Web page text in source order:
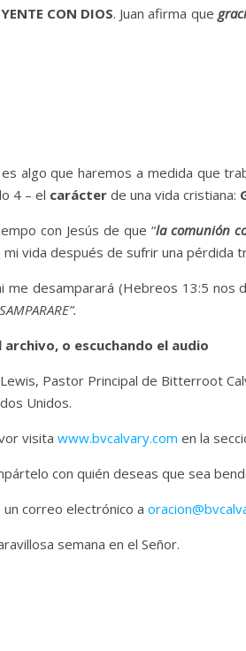
CON DIOS. Juan afirma que
algo que haremos a medida que
4 – el carácter de una vida cristiana:
con Jesús de que “la comunión
vida después de sufrir una pérdida
desamparará (Hebreos 13:5 nos
o escuchando el audio
Pastor Principal de Bitterroot
Unidos.
visita www.bvcalvary.com en la
con quién deseas que sea
correo electrónico a
semana en el Señor.